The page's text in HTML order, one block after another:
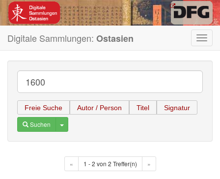
Digitale Sammlungen: Ostasien
Freie Suche Autor / Person Titel Signatur
Suchen Toggle Dropdown
« 1 - 2 von 2 Treffer(n) »